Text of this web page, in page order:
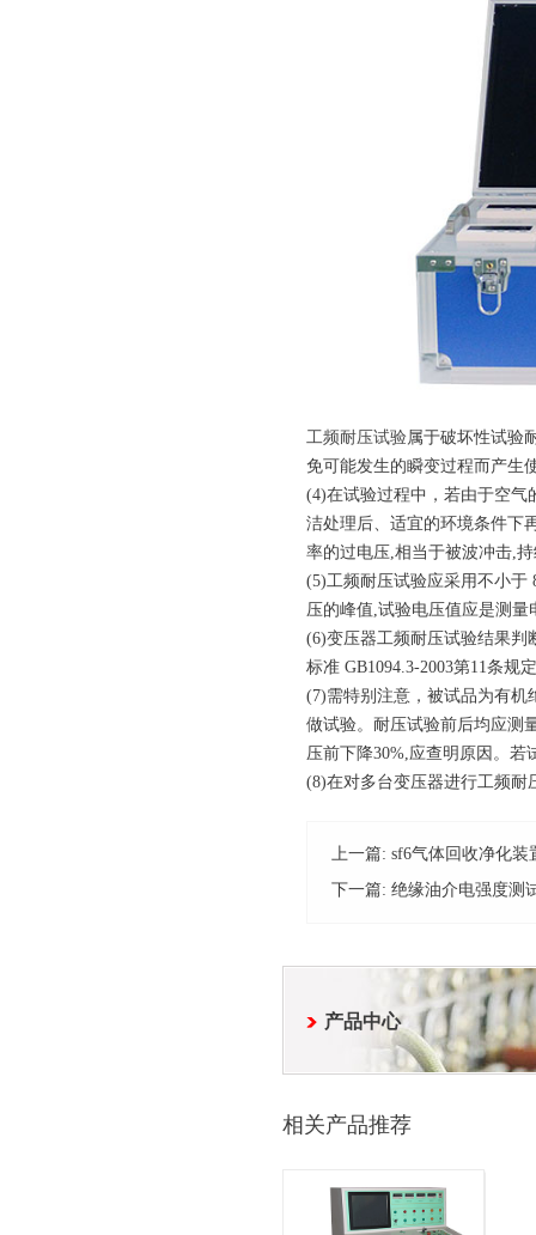
工频耐压试验属于破坏性试验
免可能发生的瞬变过程而产生
(4)在试验过程中，若由于空气
洁处理后、适宜的环境条件下
率的过电压,相当于被波冲击,
(5)工频耐压试验应采用不小于
压的峰值,试验电压值应是测量
(6)变压器工频耐压试验结果判
标准 GB1094.3-2003第11条规
(7)需特别注意，被试品为有机
做试验。耐压试验前后均应测
压前下降30%,应查明原因。
(8)在对多台变压器进行工频耐
上一篇: sf6气体回收净化装
下一篇: 绝缘油介电强度测
产品中心
相关产品推荐